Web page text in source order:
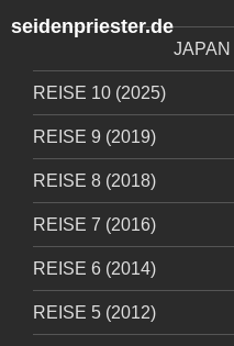
seidenpriester.de
TO
CONTENT
JAPAN
REISE 10 (2025)
REISE 9 (2019)
REISE 8 (2018)
REISE 7 (2016)
REISE 6 (2014)
REISE 5 (2012)